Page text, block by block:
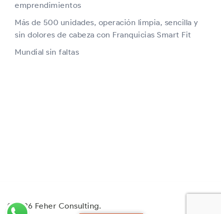
emprendimientos
Más de 500 unidades, operación limpia, sencilla y
sin dolores de cabeza con Franquicias Smart Fit
Mundial sin faltas
© 2026 Feher Consulting.